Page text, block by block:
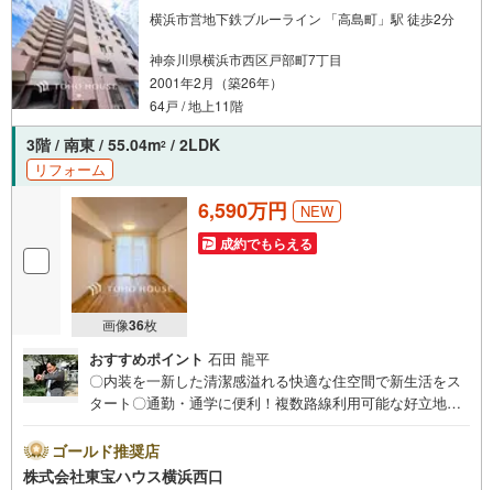
横浜市営地下鉄ブルーライン 「高島町」駅 徒歩2分
神奈川県横浜市西区戸部町7丁目
2001年2月（築26年）
64戸 / 地上11階
3階 / 南東 / 55.04m2 / 2LDK
リフォーム
画像36枚
6,590万円 NEW
成約でもらえる
おすすめポイント 石田 龍平
〇内装を一新した清潔感溢れる快適な住空間で新生活をス
タート〇通勤・通学に便利！複数路線利用可能な好立地〇
ーーーYahoo！ 不動産キャンペーン対象店舗ーーーー当店
で物件を成約するとPayPayボーナスライトがもらえる「Y
ゴールド推奨店
株式会社東宝ハウス横浜西口